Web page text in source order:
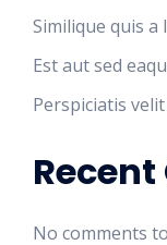
Similique quis
Est aut sed
Perspiciatis
No comments